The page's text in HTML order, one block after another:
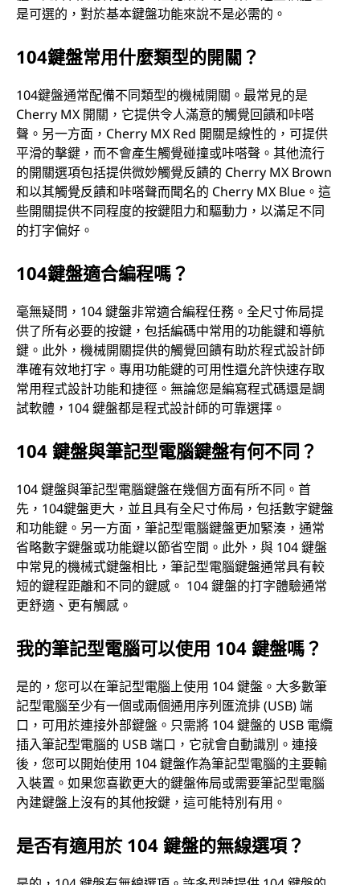
是可選的，對於基本鍵盤功能來說不是必需的。
104鍵盤常用什麼類型的開關？
104鍵盤通常配備不同類型的機械開關。最常見的是
Cherry MX 開關，它提供令人滿意的觸覺回饋和咔嗒
聲。另一方面，Cherry MX Red 開關是線性的，可提供
平滑的擊鍵，而不會產生觸覺碰撞或咔嗒聲。其他流行
的開關選項包括提供微妙觸覺反饋的 Cherry MX Brown
和以其觸覺反饋和咔嗒聲而聞名的 Cherry MX Blue。這
些開關提供不同程度的按鍵阻力和驅動力，以滿足不同
的打字偏好。
104鍵盤適合編程嗎？
毫無疑問，104 鍵盤非常適合編程任務。全尺寸佈局提
供了所有必要的按鍵，包括編碼中常用的功能鍵和導航
鍵。此外，機械開關提供的觸覺回饋有助於程式設計師
準確有效地打字。專用功能鍵的可用性還允許快速存取
常用程式設計功能和捷徑。無論您是編寫程式碼還是調
試軟體，104 鍵盤都是程式設計師的可靠選擇。
104 鍵盤與筆記型電腦鍵盤有何不同？
104 鍵盤與筆記型電腦鍵盤在幾個方面有所不同。首
先，104鍵盤更大，並且具有全尺寸佈局，包括數字鍵盤
和功能鍵。另一方面，筆記型電腦鍵盤更加緊湊，通常
省略數字鍵盤或功能鍵以節省空間。此外，與 104 鍵盤
中常見的機械式鍵盤相比，筆記型電腦鍵盤通常具有較
短的鍵程距離和不同的鍵感。 104 鍵盤的打字體驗通常
更舒適、更有觸感。
我的筆記型電腦可以使用 104 鍵盤嗎？
是的，您可以在筆記型電腦上使用 104 鍵盤。大多數筆
記型電腦至少有一個或兩個通用序列匯流排 (USB) 端
口，可用於連接外部鍵盤。只需將 104 鍵盤的 USB 電纜
插入筆記型電腦的 USB 端口，它就會自動識別。連接
後，您可以開始使用 104 鍵盤作為筆記型電腦的主要輸
入裝置。如果您喜歡更大的鍵盤佈局或需要筆記型電腦
內建鍵盤上沒有的其他按鍵，這可能特別有用。
是否有適用於 104 鍵盤的無線選項？